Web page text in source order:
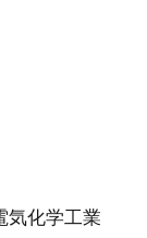
気化学工業